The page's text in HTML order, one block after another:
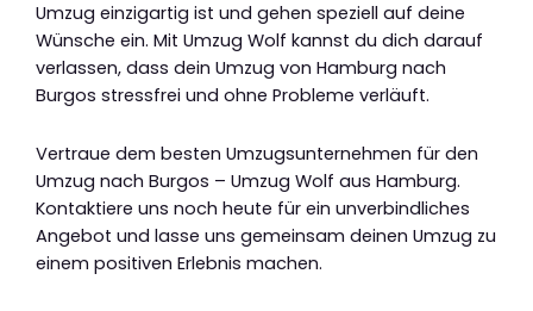
Umzug einzigartig ist und gehen speziell auf deine
Wünsche ein. Mit Umzug Wolf kannst du dich darauf
verlassen, dass dein Umzug von Hamburg nach
Burgos stressfrei und ohne Probleme verläuft.
Vertraue dem besten Umzugsunternehmen für den
Umzug nach Burgos – Umzug Wolf aus Hamburg.
Kontaktiere uns noch heute für ein unverbindliches
Angebot und lasse uns gemeinsam deinen Umzug zu
einem positiven Erlebnis machen.